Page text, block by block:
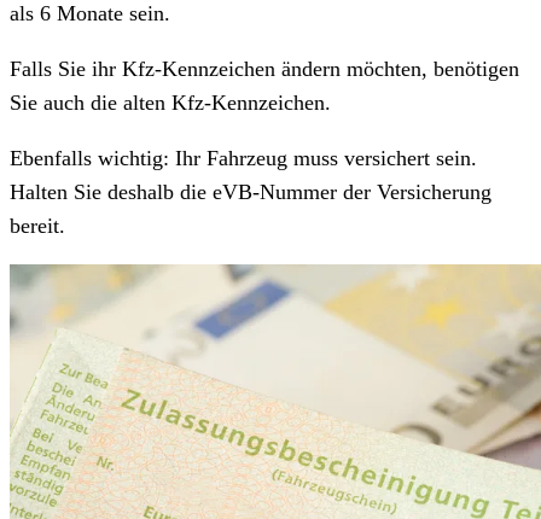
als 6 Monate sein.
Falls Sie ihr Kfz-Kennzeichen ändern möchten, benötigen
Sie auch die alten Kfz-Kennzeichen.
Ebenfalls wichtig: Ihr Fahrzeug muss versichert sein.
Halten Sie deshalb die eVB-Nummer der Versicherung
bereit.